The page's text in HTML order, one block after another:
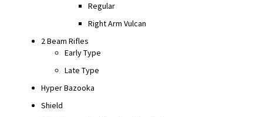
Regular
Right Arm Vulcan
2 Beam Rifles
Early Type
Late Type
Hyper Bazooka
Shield